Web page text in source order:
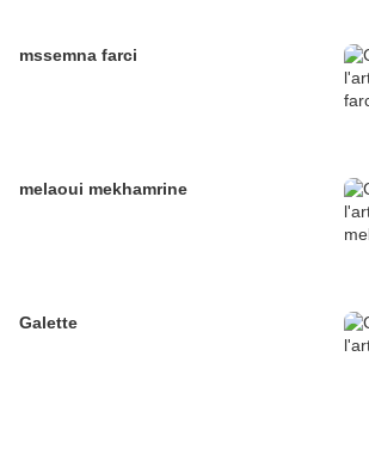
mssemna farci
melaoui mekhamrine
Galette